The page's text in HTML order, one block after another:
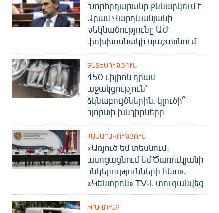
Խորհրդարանը քննարկում է
Արամ Վարդևանյանի
թեկնածությունը ԱԺ
փոխխոսնակի պաշտոնում
ՏՆՏԵՍՈՒԹՅՈՒՆ
450 միլիոն դրամ
աջակցություն՝
ձկնաբույծներին. կլուծի՞
ոլորտի խնդիրները
ՀԱՍԱՐԱԿՈՒԹՅՈՒՆ
«Առյուծ եմ տեսնում,
ասոցացնում եմ Ծառուկյանի
ընկերությունների հետ».
«Կենտրոն» TV-ն տուգանվեց
ԻՐԱՎՈՒՆՔ